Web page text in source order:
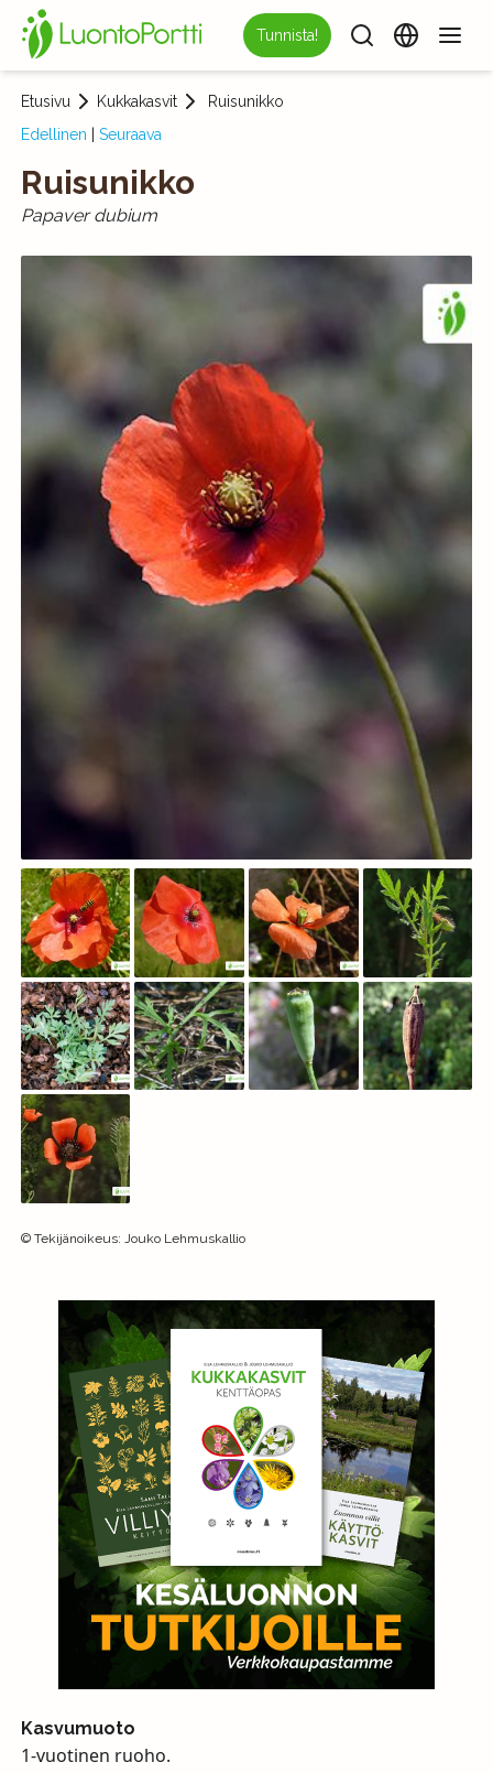
Tunnista!
Etusivu Kukkakasvit
Ruisunikko
Edellinen
Seuraava
Ruisunikko
Papaver dubium
© Tekijänoikeus: Jouko Lehmuskallio
Kasvumuoto
1-vuotinen ruoho.